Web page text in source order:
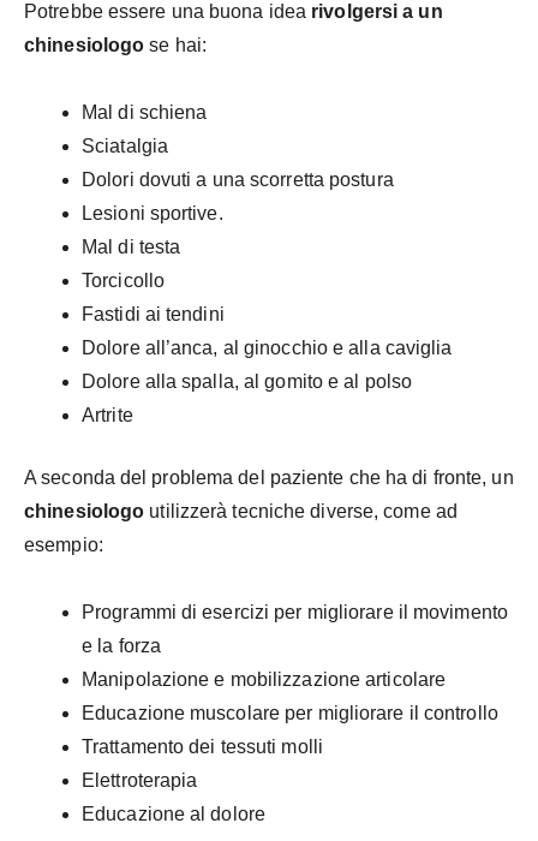
Potrebbe essere una buona idea rivolgersi a un
chinesiologo se hai:
Mal di schiena
Sciatalgia
Dolori dovuti a una scorretta postura
Lesioni sportive.
Mal di testa
Torcicollo
Fastidi ai tendini
Dolore all’anca, al ginocchio e alla caviglia
Dolore alla spalla, al gomito e al polso
Artrite
A seconda del problema del paziente che ha di fronte, un
chinesiologo utilizzerà tecniche diverse, come ad
esempio:
Programmi di esercizi per migliorare il movimento
e la forza
Manipolazione e mobilizzazione articolare
Educazione muscolare per migliorare il controllo
Trattamento dei tessuti molli
Elettroterapia
Educazione al dolore